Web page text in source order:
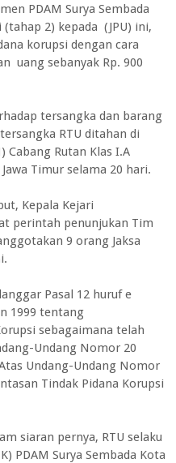
PDAM Surya Sembada
2) kepada (JPU) ini,
korupsi dengan cara
uang sebanyak Rp. 900
tersangka dan barang
RTU ditahan di
Cabang Rutan Klas I.A
Timur selama 20 hari.
Kepala Kejari
perintah penunjukan Tim
9 orang Jaksa
Pasal 12 huruf e
1999 tentang
sebagaimana telah
Undang Nomor 20
Undang-Undang Nomor
Tindak Pidana Korupsi
siaran pernya, RTU selaku
PDAM Surya Sembada Kota